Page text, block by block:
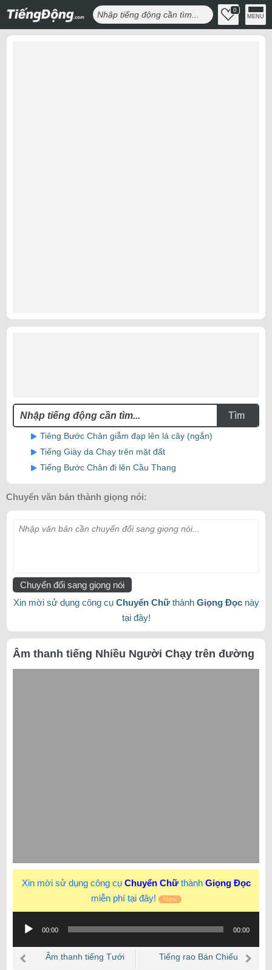
0
MENU
Tìm
Tiêng Bước Chân giẫm đạp lên lá cây (ngắn)
Tiếng Giày da Chạy trên mặt đất
Tiếng Bước Chân đi lên Cầu Thang
Chuyển văn bản thành giọng nói:
Nhập văn bản cần chuyển đổi sang giọng nói...
Chuyển đổi sang giọng nói
Xin mời sử dụng công cụ Chuyển Chữthành Giọng Đọcnày
tại đây!
Âm thanh tiếng Nhiều Người Chạy trên đường
Xin mời sử dụng công cụ Chuyển Chữthành Giọng Đọc
miễn phí tại đây!
New
phát
âm
thanh
00:00 00:00
Âm thanh tiếng Tưới
Tiếng rao Bán Chiếu